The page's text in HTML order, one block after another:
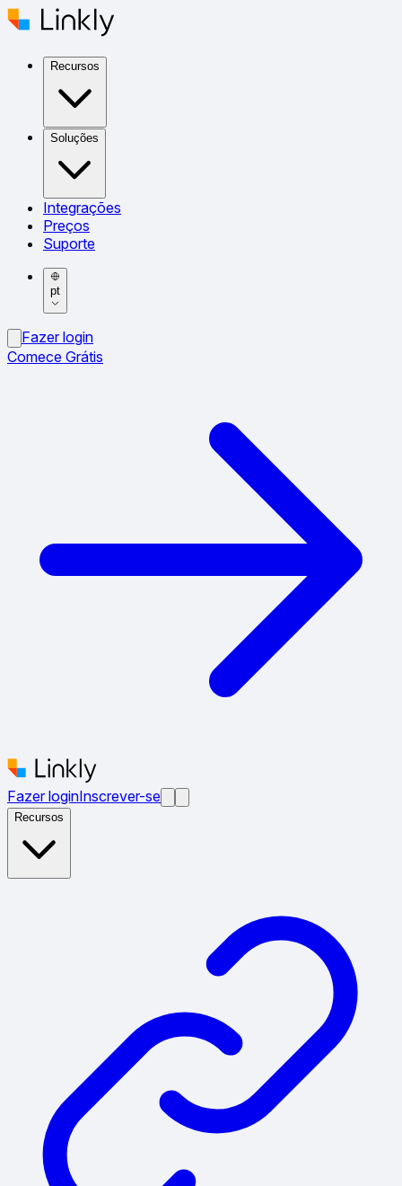
Recursos
Soluções
Integrações
Preços
Suporte
pt
Fazer login
Comece Grátis
Fazer loginInscrever-se
Recursos